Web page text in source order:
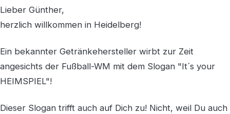
Lieber Günther,
herzlich willkommen in Heidelberg!
Ein bekannter Getränkehersteller wirbt zur Zeit
angesichts der Fußball-WM mit dem Slogan "It´s your
HEIMSPIEL"!
Dieser Slogan trifft auch auf Dich zu! Nicht, weil Du auch